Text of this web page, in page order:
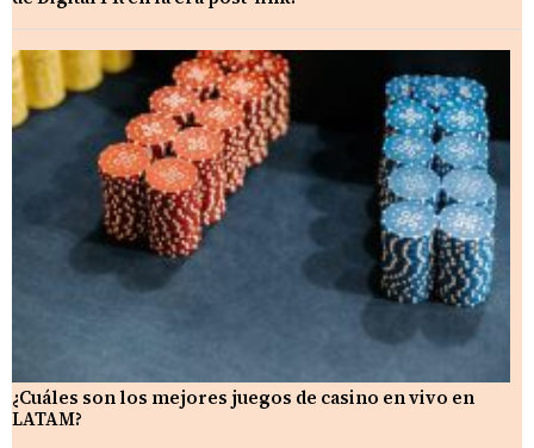
¿Cuáles son los mejores juegos de casino en vivo en
LATAM?